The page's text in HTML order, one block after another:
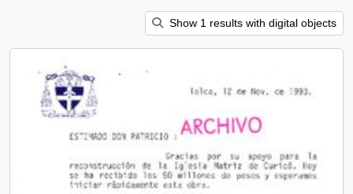
Show 1 results with digital objects